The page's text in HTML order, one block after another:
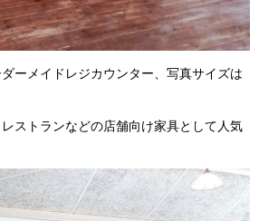
ーメイドレジカウンター、写真サイズは
ストランなどの店舗向け家具として人気